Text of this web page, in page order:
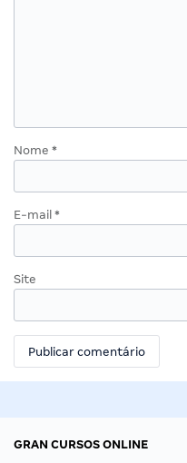
Nome *
E-mail *
Site
GRAN CURSOS ONLINE